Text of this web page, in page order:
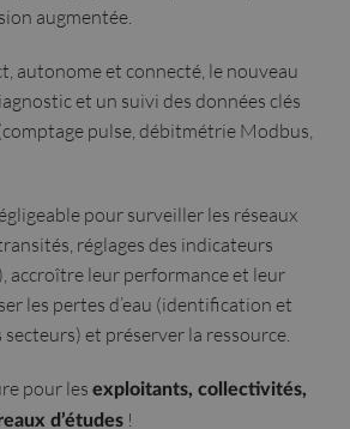
augmentée.
autonome et connecté, le nouveau
et un suivi des données clés
pulse, débitmétrie Modbus,
pour surveiller les réseaux
réglages des indicateurs
accroître leur performance et leur
les pertes d’eau (identification et
et préserver la ressource.
pour les exploitants, collectivités,
d’études !